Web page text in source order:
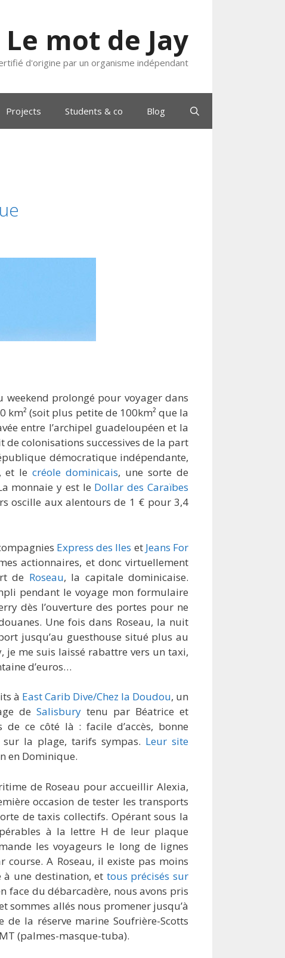
Le mot de Jay
d'origine par un organisme indépendant
Projects Students & co Blog
prolongé pour voyager dans
km² (soit plus petite de 100km² que la
entre l’archipel guadeloupéen et la
de colonisations successives de la part
démocratique indépendante,
et lecréole dominicais, une sorte de
monnaie y est le Dollar des Caraïbes
oscille aux alentours de 1 € pour 3,4
Express des Iles et Jeans For
actionnaires, et donc virtuellement
de Roseau, la capitale dominicaise.
pendant le voyage mon formulaire
dès l’ouverture des portes pour ne
Une fois dans Roseau, la nuit
jusqu’au guesthouse situé plus au
je me suis laissé rabattre vers un taxi,
d’euros…
à East Carib Dive/Chez la Doudou, un
de Salisburytenu par Béatrice et
ce côté là : facile d’accès, bonne
sur la plage, tarifs sympas. Leur site
en Dominique.
de Roseau pour accueillir Alexia,
occasion de tester les transports
de taxis collectifs. Opérant sous la
à la lettre H de leur plaque
les voyageurs le long de lignes
A Roseau, il existe pas moins
à une destination, et tous précisés sur
face du débarcadère, nous avons pris
sommes allés nous promener jusqu’à
la réserve marine Soufrière-Scotts
(palmes-masque-tuba).